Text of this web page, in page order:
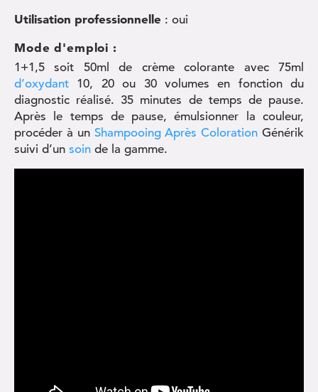
Utilisation professionnelle : oui
Mode d'emploi :
1+1,5 soit 50ml de crème colorante avec 75ml
d’oxydant 10, 20 ou 30 volumes en fonction du
diagnostic réalisé. 35 minutes de temps de pause.
Après le temps de pause, émulsionner la couleur,
procéder à un Shampooing Après Coloration Générik
suivi d’un soin de la gamme.